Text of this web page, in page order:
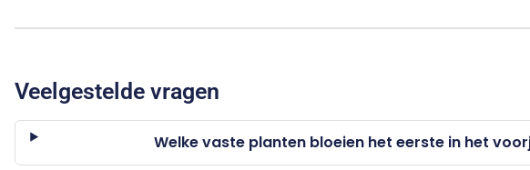
Veelgestelde vragen
Welke vaste planten bloeien het eerste in het